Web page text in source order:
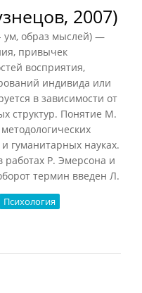
2007)
образ мыслей) —
привычек
восприятия,
индивида или
в зависимости от
структур. Понятие М.
гуманитарных науках.
работах Р. Эмерсона и
термин введен Л.
Психология